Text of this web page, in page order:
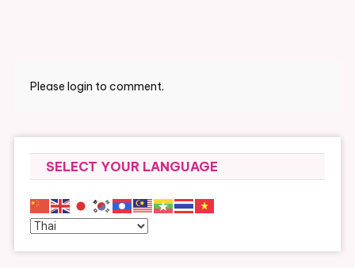
Please login to comment.
SELECT YOUR LANGUAGE